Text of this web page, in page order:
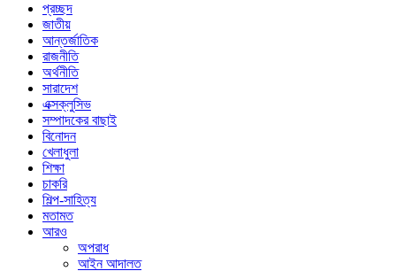
প্রচ্ছদ
জাতীয়
আন্তর্জাতিক
রাজনীতি
অর্থনীতি
সারাদেশ
এক্সক্লুসিভ
সম্পাদকের বাছাই
বিনোদন
খেলাধুলা
শিক্ষা
চাকরি
শিল্প-সাহিত্য
মতামত
আরও
অপরাধ
আইন আদালত